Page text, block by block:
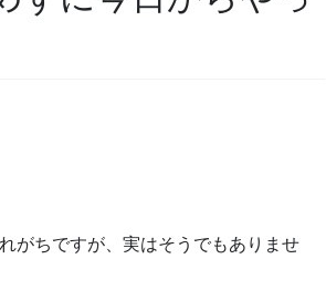
がちですが、実はそうでもありませ